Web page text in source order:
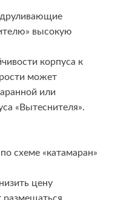
высокую
корпуса к
может
или
«Вытеснителя».
схеме «катамаран»
цену
размещаться